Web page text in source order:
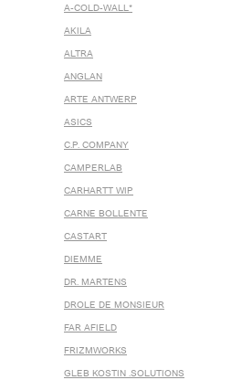
A-COLD-WALL*
AKILA
ALTRA
ANGLAN
ARTE ANTWERP
ASICS
C.P. COMPANY
CAMPERLAB
CARHARTT WIP
CARNE BOLLENTE
CASTART
DIEMME
DR. MARTENS
DROLE DE MONSIEUR
FAR AFIELD
FRIZMWORKS
GLEB KOSTIN .SOLUTIONS